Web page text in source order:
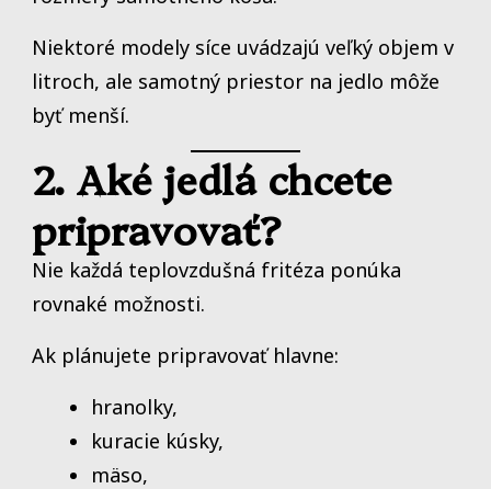
Niektoré modely síce uvádzajú veľký objem v
litroch, ale samotný priestor na jedlo môže
byť menší.
2. Aké jedlá chcete
pripravovať?
Nie každá teplovzdušná fritéza ponúka
rovnaké možnosti.
Ak plánujete pripravovať hlavne:
hranolky,
kuracie kúsky,
mäso,